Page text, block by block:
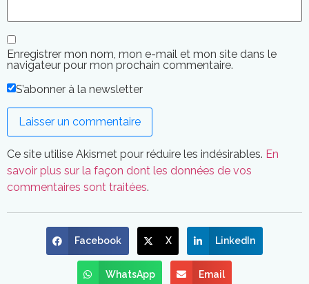
Enregistrer mon nom, mon e-mail et mon site dans le
navigateur pour mon prochain commentaire.
S’abonner à la newsletter
Ce site utilise Akismet pour réduire les indésirables. En
savoir plus sur la façon dont les données de vos
commentaires sont traitées.
Facebook X LinkedIn
WhatsApp Email